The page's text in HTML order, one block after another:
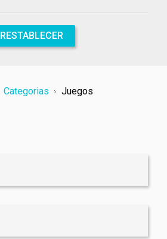
RESTABLECER
Categorias Juegos